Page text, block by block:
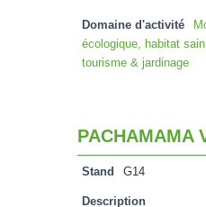
Domaine d'activité
écologique, habitat
tourisme & jardinage
PACHAMAMA
Stand G14
Description